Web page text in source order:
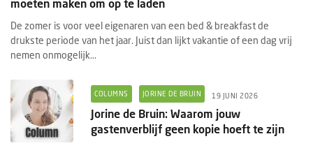
moeten maken om op te laden
De zomer is voor veel eigenaren van een bed & breakfast de
drukste periode van het jaar. Juist dan lijkt vakantie of een dag vrij
nemen onmogelijk...
COLUMNS JORINE DE BRUIN 19 JUNI 2026
Jorine de Bruin: Waarom jouw
gastenverblijf geen kopie hoeft te zijn